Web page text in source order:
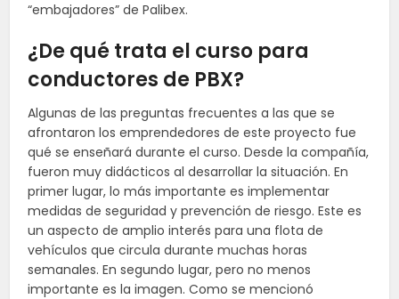
“embajadores” de Palibex.
¿De qué trata el curso para
conductores de PBX?
Algunas de las preguntas frecuentes a las que se
afrontaron los emprendedores de este proyecto fue
qué se enseñará durante el curso. Desde la compañía,
fueron muy didácticos al desarrollar la situación. En
primer lugar, lo más importante es implementar
medidas de seguridad y prevención de riesgo. Este es
un aspecto de amplio interés para una flota de
vehículos que circula durante muchas horas
semanales. En segundo lugar, pero no menos
importante es la imagen. Como se mencionó